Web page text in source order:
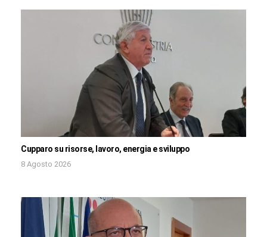
Cupparo su risorse, lavoro, energia e sviluppo
8 Agosto 2026